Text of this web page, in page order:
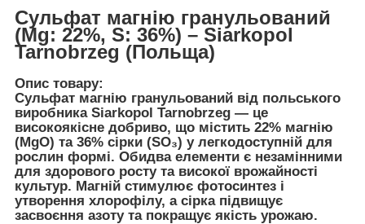
Сульфат магнію гранульований
(Mg: 22%, S: 36%) – Siarkopol
Tarnobrzeg (Польща)
Опис товару:
Сульфат магнію гранульований від польського
виробника Siarkopol Tarnobrzeg — це
високоякісне добриво, що містить 22% магнію
(MgO) та 36% сірки (SO₃) у легкодоступній для
рослин формі. Обидва елементи є незамінними
для здорового росту та високої врожайності
культур. Магній стимулює фотосинтез і
утворення хлорофілу, а сірка підвищує
засвоєння азоту та покращує якість урожаю.